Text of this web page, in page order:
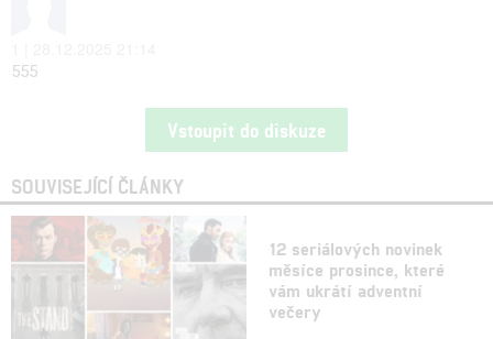
555
Vstoupit do diskuze
SOUVISEJÍCÍ ČLÁNKY
12 seriálových novinek
měsíce prosince, které
vám ukrátí adventní
večery